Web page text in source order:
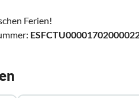
Ferien!